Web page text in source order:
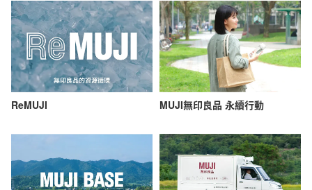
ReMUJI MUJI無印良品 永續行動